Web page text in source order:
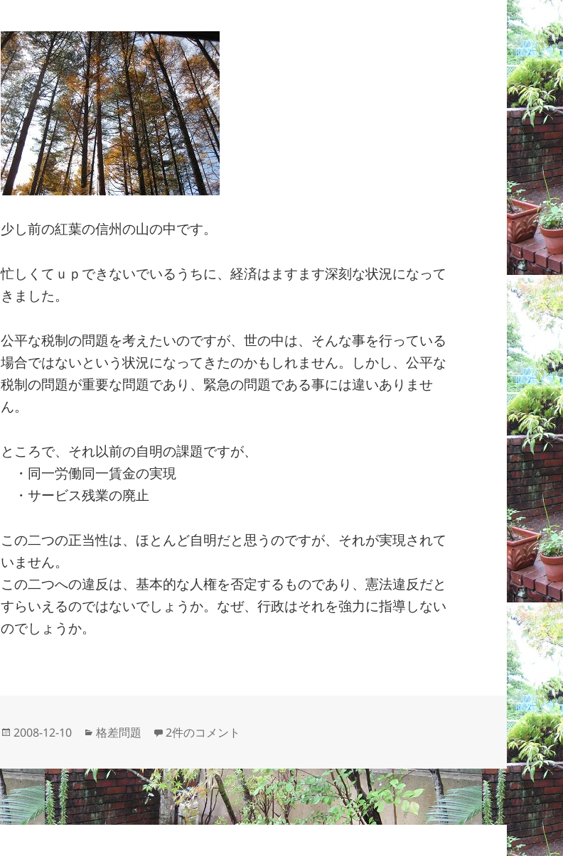
少し前の紅葉の信州の山の中です。
忙しくてｕｐできないでいるうちに、経済はますます深刻な状況になって
きました。
公平な税制の問題を考えたいのですが、世の中は、そんな事を行っている
場合ではないという状況になってきたのかもしれません。しかし、公平な
税制の問題が重要な問題であり、緊急の問題である事には違いありませ
ん。
ところで、それ以前の自明の課題ですが、
・同一労働同一賃金の実現
・サービス残業の廃止
この二つの正当性は、ほとんど自明だと思うのですが、それが実現されて
いません。
この二つへの違反は、基本的な人権を否定するものであり、憲法違反だと
すらいえるのではないでしょうか。なぜ、行政はそれを強力に指導しない
のでしょうか。
投
日:
2008-12-10
カ
ゴ
リ
ー
格差問題 同一労働同一賃金の実現、サービス残業の廃止 への
2件のコメント